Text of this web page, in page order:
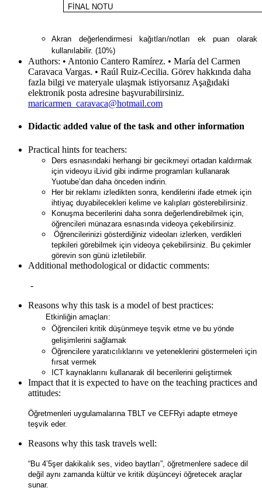
FİNAL NOTU
Akran değerlendirmesi kağıtları/notları ek puan olarak
kullanılabilir. (10%)
Authors: • Antonio Cantero Ramírez. • María del Carmen
Caravaca Vargas. • Raúl Ruiz-Cecilia. Görev hakkında daha
fazla bilgi ve materyale ulaşmak istiyorsanız Aşağıdaki
elektronik posta adresine başvurabilirsiniz.
maricarmen_caravaca@hotmail.com
Didactic added value of the task and other information
Practical hints for teachers:
Ders esnasındaki herhangi bir gecikmeyi ortadan kaldırmak
için videoyu iLivid gibi indirme programları kullanarak
Yuotube’dan daha önceden indirin.
Her bir reklamı izledikten sonra, kendilerini ifade etmek için
ihtiyaç duyabilecekleri kelime ve kalıpları gösterebilirsiniz.
Konuşma becerilerini daha sonra değerlendirebilmek için,
öğrencileri münazara esnasında videoya çekebilirsiniz.
Öğrencilerinizi gösterdiğiniz videoları izlerken, verdikleri
tepkileri görebilmek için videoya çekebilirsiniz. Bu çekimler
görevin son günü izletilebilir.
Additional methodological or didactic comments:
-
Reasons why this task is a model of best practices:
Etkinliğin amaçları:
Öğrencileri kritik düşünmeye teşvik etme ve bu yönde
gelişimlerini sağlamak
Öğrencilere yaratıcılıklarını ve yeteneklerini göstermeleri için
fırsat vermek
ICT kaynaklarını kullanarak dil becerilerini geliştirmek
Impact that it is expected to have on the teaching practices and
attitudes:
Öğretmenleri uygulamalarına TBLT ve CEFRyi adapte etmeye
teşvik eder.
Reasons why this task travels well:
“Bu 4’5şer dakikalık ses, video baytları”, öğretmenlere sadece dil
değil aynı zamanda kültür ve kritik düşünceyi öğretecek araçlar
sunar.